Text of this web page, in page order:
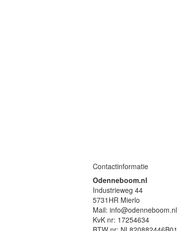
Contactinformatie
Odenneboom.nl
Industrieweg 44
5731HR Mierlo
Mail: info@odenneboom.nl
KvK nr: 17254634